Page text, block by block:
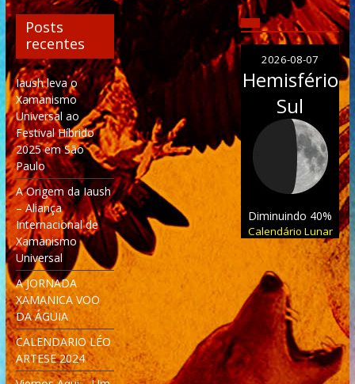
Posts
recentes
Iaush leva o
Xamanismo
Universal ao
Festival Híbrido
2025 em São
Paulo
A Origem da Iaush
– Aliança
Internacional de
Xamanismo
Universal
A JORNADA
XAMANICA VOO
DA ÁGUIA
CALENDARIO LÉO
ARTESE 2024
2026-08-07
Hemisfério
Sul
Diminuindo 40%
Calendário Lunar